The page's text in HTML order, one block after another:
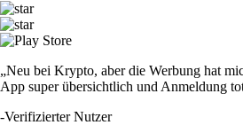
„Neu bei Krypto, aber die Werbung hat
App super übersichtlich und Anmeldung
-Verifizierter Nutzer